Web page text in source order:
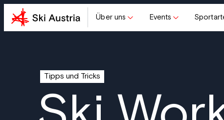
Über uns Events
Tipps und Tricks